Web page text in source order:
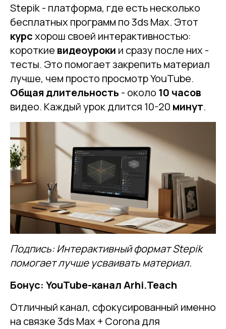
Stepik - платформа, где есть несколько
бесплатных программ по 3ds Max. Этот
курсхорош своей интерактивностью:
короткие видеоуроки и сразу после них -
тесты. Это помогает закрепить материал
лучше, чем просто просмотр YouTube.
Общая длительность - около 10 часов
видео. Каждый урок длится 10-20 минут.
Подпись: Интерактивный формат Stepik
помогает лучше усваивать материал.
Бонус: YouTube-канал Arhi.Teach
Отличный канал, сфокусированный именно
на связке 3ds Max + Corona для